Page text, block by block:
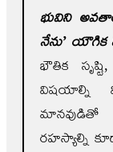
భువిని
నేను’ యౌగిక
భౌతిక
విషయాల్ని
మానవుడితో
రహస్యాల్ని